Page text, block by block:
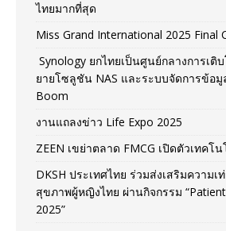
ไทยมากที่สุด
Miss Grand International 2025 Final
Synology ยกไทยเป็นศูนย์กลางการเติ
ยายโซลูชัน NAS และระบบจัดการข้อ
Boom
งานแถลงข่าว Life Expo 2025
ZEEN เขย่าตลาด FMCG เปิดตัวเทคโ
DKSH ประเทศไทย ร่วมส่งเสริมความเ
สุขภาพผู้หญิงไทย ผ่านกิจกรรม
2025”